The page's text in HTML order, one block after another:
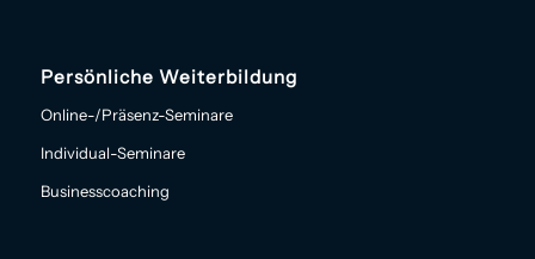
Persönliche Weiterbildung
Online-/Präsenz-Seminare
Individual-Seminare
Businesscoaching